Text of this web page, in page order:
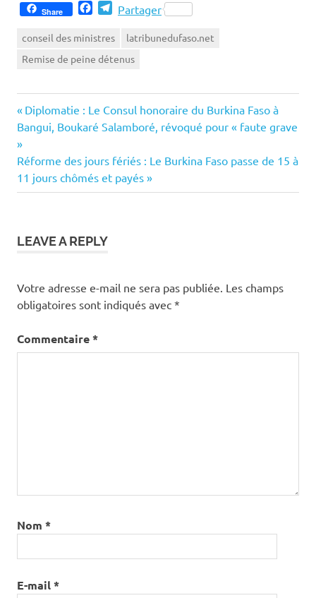
Share FacebookTelegram
Partager
conseil des ministres
latribunedufaso.net
Remise de peine détenus
Navigation
de
l’article
Previous
Post:
Diplomatie : Le Consul honoraire du Burkina Faso à
Bangui, Boukaré Salamboré, révoqué pour « faute grave
»
Next
Post:
Réforme des jours fériés : Le Burkina Faso passe de 15 à
11 jours chômés et payés
LEAVE A REPLY
Votre adresse e-mail ne sera pas publiée. Les champs
obligatoires sont indiqués avec *
Commentaire*
Nom *
E-mail*